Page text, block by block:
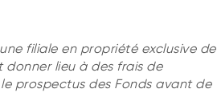
filiale en propriété exclusive de
lieu à des frais de
prospectus des Fonds avant de